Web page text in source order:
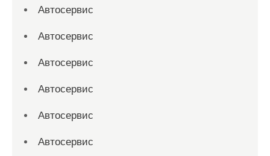
Автосервис
Автосервис
Автосервис
Автосервис
Автосервис
Автосервис